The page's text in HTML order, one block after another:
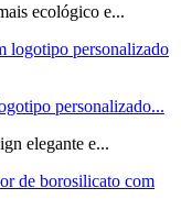
ecológico e...
personalizado...
elegante e...